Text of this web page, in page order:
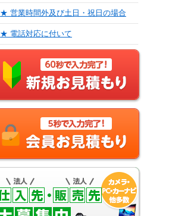
★ 営業時間外及び土日・祝日の場合
★ 電話対応に付いて